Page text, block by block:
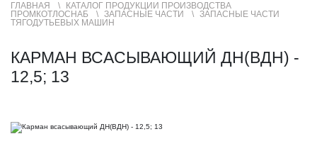
ГЛАВНАЯ
КАТАЛОГ ПРОДУКЦИИ ПРОИЗВОДСТВА
ПРОМКОТЛОСНАБ
ЗАПАСНЫЕ ЧАСТИ
ЗАПАСНЫЕ ЧАСТИ
ТЯГОДУТЬЕВЫХ МАШИН
КАРМАН ВСАСЫВАЮЩИЙ ДН(ВДН) -
12,5; 13